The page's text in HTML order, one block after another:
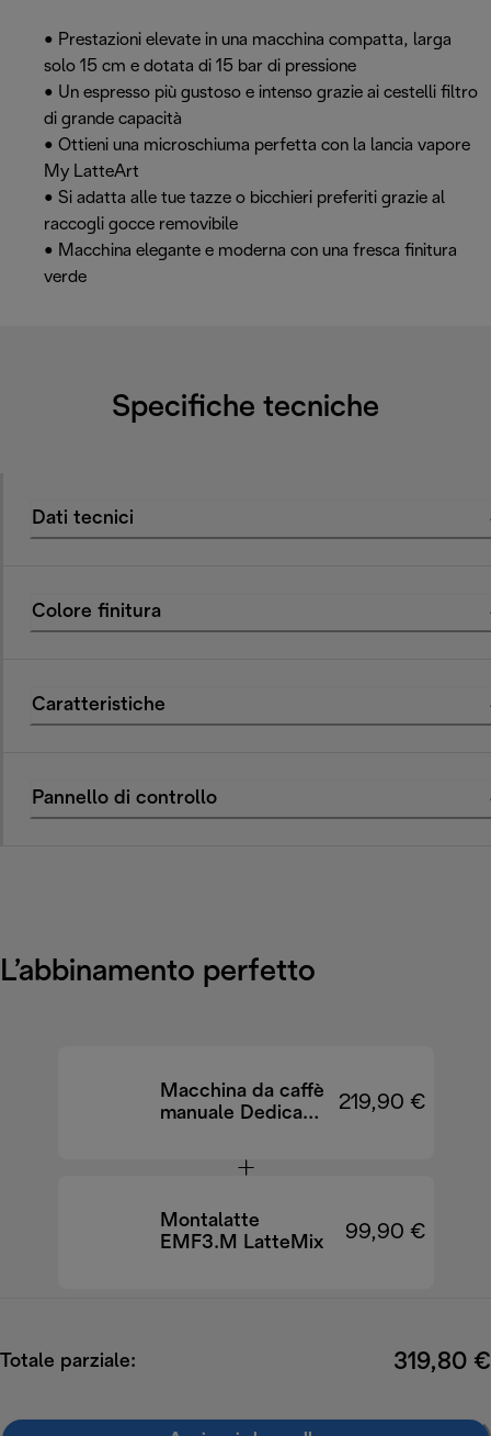
• Prestazioni elevate in una macchina compatta, larga
solo 15 cm e dotata di 15 bar di pressione
• Un espresso più gustoso e intenso grazie ai cestelli filtro
di grande capacità
• Ottieni una microschiuma perfetta con la lancia vapore
My LatteArt
• Si adatta alle tue tazze o bicchieri preferiti grazie al
raccogli gocce removibile
• Macchina elegante e moderna con una fresca finitura
verde
Specifiche tecniche
Dati tecnici
Colore finitura
Caratteristiche
Pannello di controllo
L’abbinamento perfetto
Macchina da caffè
manuale Dedica
219,90 €
Montalatte
EMF3.M LatteMix
99,90 €
Totale parziale: 319,80 €